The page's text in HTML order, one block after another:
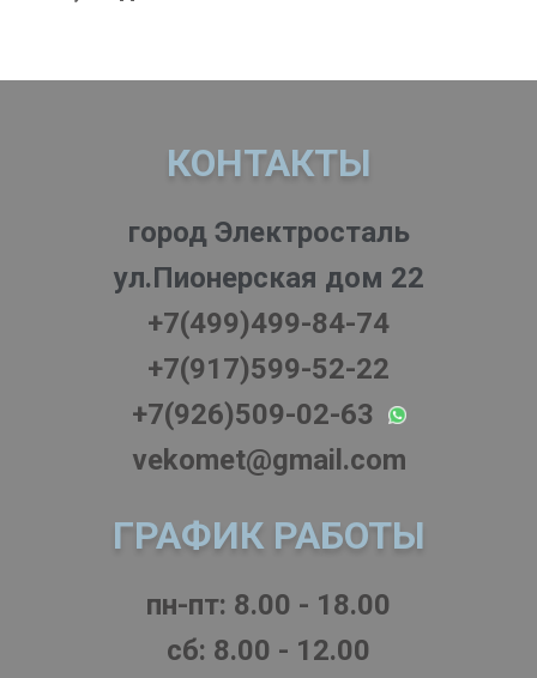
КОНТАКТЫ
город Электросталь
ул.Пионерская дом 22
+7(499)499-84-74
+7(917)599-52-22
+7(926)509-02-63
vekomet@gmail.com
ГРАФИК РАБОТЫ
пн-пт: 8.00 - 18.00
cб: 8.00 - 12.00